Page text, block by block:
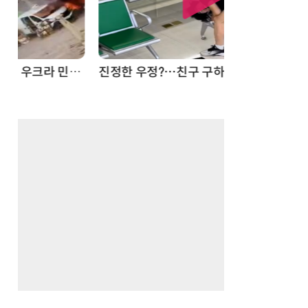
진정한 우정?…친구 구하려다 둘 다 의자 틈에 목이 낀 순간